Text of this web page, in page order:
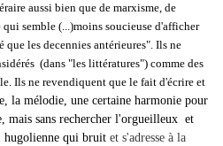
aussi bien que de marxisme, de
semble (...)moins soucieuse d'afficher
que les decennies antérieures". Ils ne
(dans "les littératures") comme des
Ils ne revendiquent que le fait d'écrire et
la mélodie, une certaine harmonie pour
mais sans rechercher l'orgueilleux et
hugolienne qui bruit et s'adresse à la